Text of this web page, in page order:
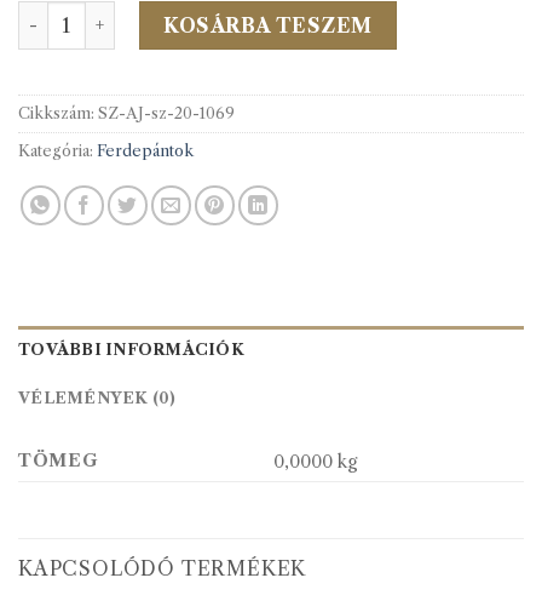
SZATÉN f.pánt 20 mm c.1069 rózsaszín mennyiség
KOSÁRBA TESZEM
Cikkszám: SZ-AJ-sz-20-1069
Kategória: Ferdepántok
TOVÁBBI INFORMÁCIÓK
VÉLEMÉNYEK (0)
TÖMEG 0,0000 kg
KAPCSOLÓDÓ TERMÉKEK